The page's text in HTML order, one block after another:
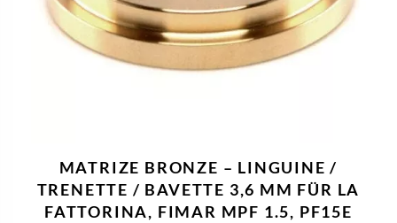
MATRIZE BRONZE – LINGUINE /
TRENETTE / BAVETTE 3,6 MM FÜR LA
FATTORINA, FIMAR MPF 1.5, PF15E